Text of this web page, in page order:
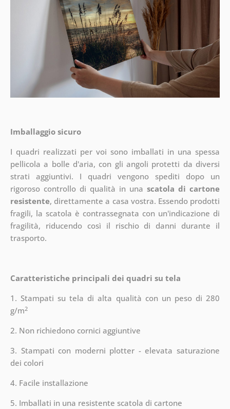
Imballaggio sicuro
I quadri realizzati per voi sono imballati in una spessa
pellicola a bolle d'aria, con gli angoli protetti da diversi
strati aggiuntivi. I quadri vengono spediti dopo un
rigoroso controllo di qualità in unascatola di cartone
resistente, direttamente a casa vostra. Essendo prodotti
fragili, la scatola è contrassegnata con un'indicazione di
fragilità, riducendo così il rischio di danni durante il
trasporto.
Caratteristiche principali dei quadri su tela
1. Stampati su tela di alta qualità con un peso di 280
g/m2
2. Non richiedono cornici aggiuntive
3. Stampati con moderni plotter - elevata saturazione
dei colori
4. Facile installazione
5. Imballati in una resistente scatola di cartone